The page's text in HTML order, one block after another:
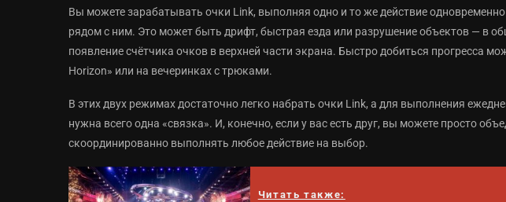
Вы можете зарабатывать очки Link, выполняя одно и то же действие
рядом с ним. Это может быть дрифт, быстрая езда или разрушение объектов — в
появление счётчика очков в верхней части экрана. Быстро добиться прогресса
Horizon» или на вечеринках с трюками.
В этих двух режимах достаточно легко набрать очки Link, а для выполнения
нужна всего одна «связка». И, конечно, если у вас есть друг, вы можете просто
скоординированно выполнять любое действие на выбор.
Читать также: